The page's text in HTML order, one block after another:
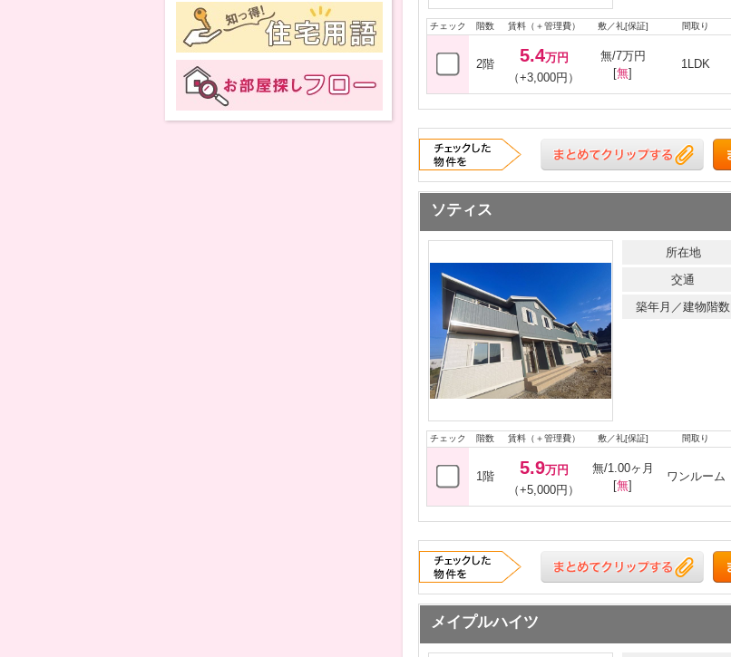
チェック 階数 賃料（＋管理費） 敷／礼[保証] 間取り
2階 5.4万円
（+3,000円）
無/7万円
[無]
1LDK
ソティス
所在地
交通
築年月／建物階数
チェック 階数 賃料（＋管理費） 敷／礼[保証] 間取り
1階 5.9万円
（+5,000円）
無/1.00ヶ月
[無]
ワンルーム
メイプルハイツ